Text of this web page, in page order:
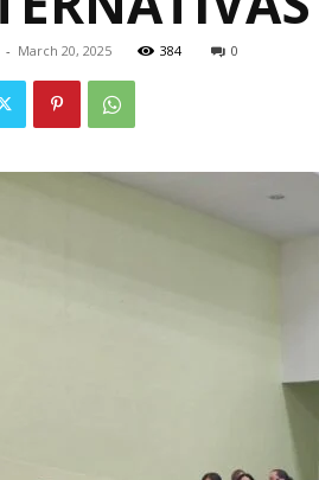
- March 20, 2025 384 0